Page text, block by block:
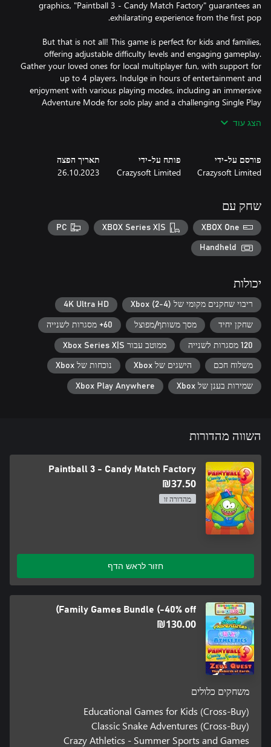
graphics, "Paintball 3 - Candy Match Factory" guarantees an
But that is not all! This game is perfect for kids and families,
offering adjustable difficulty levels and engaging gameplay.
Gather your loved ones for local multiplayer fun, with support for
up to 4 players. Indulge in hours of entertainment and
enjoyment with various playing modes, including an immersive
Adventure Mode for solo play and a challenging Single Play
colorful candy and exhilarating moment will come to life before
3 - Candy Match Factory"! Help him fix the candy factory and
enjoy a delightful blast of match 3 puzzle fun!
הצג עוד
פורסם על-ידי
Crazysoft Limited
פותח על-ידי
Crazysoft Limited
תאריך הפצה
26.10.2023
שחק עם
XBOX One
XBOX Series X|S
PC
Handheld
יכולות
ריבוי שחקנים מקומי של Xbox (2-4) 4K Ultra HD
שחקן יחיד מסך משותף/מפוצל 60+ מסגרות לשנייה
120 מסגרות לשנייה ממוטב עבור Xbox Series X|S
משלוח חכם הישגים של Xbox נוכחות של Xbox
שמירות בענן של Xbox Xbox Play Anywhere
השווה מהדורות
Paintball 3 - Candy Match Factory
‪₪‎37.50‬
מהדורה זו
חזור לראש הדף
Family Games Bundle (-40% off)
‪₪‎130.00‬
משחקים כלולים
Educational Games for Kids (Cross-Buy)
Classic Snake Adventures (Cross-Buy)
Crazy Athletics - Summer Sports and Games